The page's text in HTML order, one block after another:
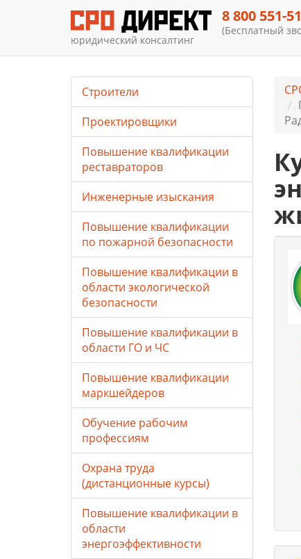
юридический консалтинг
8 800 551-
(Бесплатный
Строители
Проектировщики
Повышение квалификации
реставраторов
Инженерные изыскания
Повышение квалификации
по пожарной безопасности
Повышение квалификации в
области экологической
безопасности
Повышение квалификации в
области ГО и ЧС
Повышение квалификации
маркшейдеров
Обучение рабочим
профессиям
Охрана труда
(дистанционные курсы)
Повышение квалификации в
области
энергоэффективности